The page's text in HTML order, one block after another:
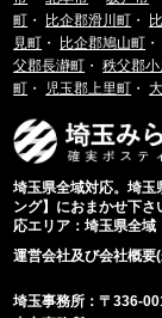
町 ・ 比企郡滑川町 ・
見町 ・ 比企郡鳩山町 ・
父郡長瀞町 ・秩父郡
町 ・ 児玉郡上里町 ・
埼玉県全域対応。埼玉
ング】におまかせ下
応エリア：埼玉県全域
運営会社及び会社概要
埼玉事務所：〒336-